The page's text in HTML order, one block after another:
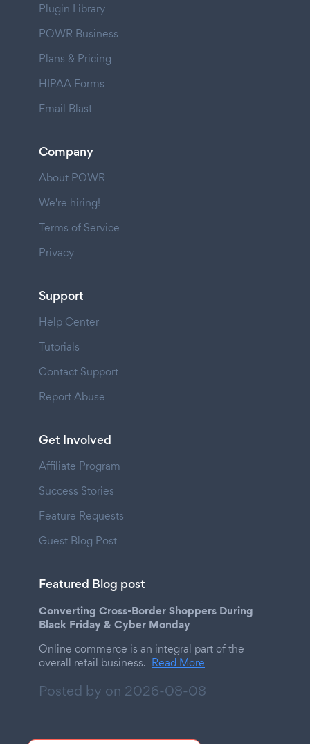
Plugin Library
POWR Business
Plans & Pricing
HIPAA Forms
Email Blast
Company
About POWR
We're hiring!
Terms of Service
Privacy
Support
Help Center
Tutorials
Contact Support
Report Abuse
Get Involved
Affiliate Program
Success Stories
Feature Requests
Guest Blog Post
Featured Blog post
Converting Cross-Border Shoppers During
Black Friday & Cyber Monday
Online commerce is an integral part of the
overall retail business. Read More
Posted by on 2026-08-08